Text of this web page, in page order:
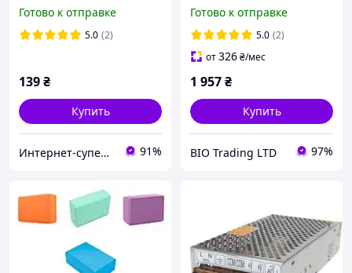
Готово к отправке
5.0 (2)
139₴
Купить
Интернет-супермаркет 91%
01261
Готово к отправке
5.0 (2)
от326₴/мес
1 957₴
Купить
BIO Trading LTD 97%